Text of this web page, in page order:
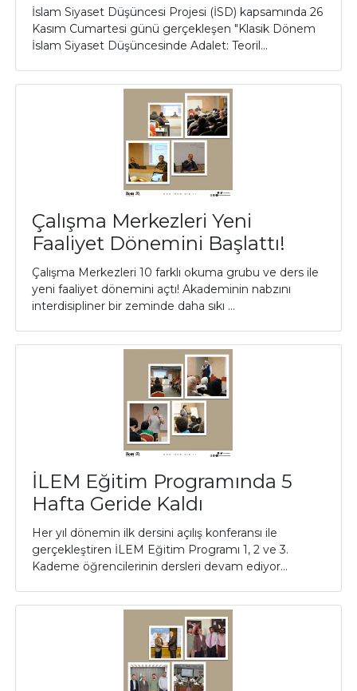
İslam Siyaset Düşüncesi Projesi (İSD) kapsamında 26
Kasım Cumartesi günü gerçekleşen "Klasik Dönem
İslam Siyaset Düşüncesinde Adalet: Teoril...
Çalışma Merkezleri Yeni
Faaliyet Dönemini Başlattı!
Çalışma Merkezleri 10 farklı okuma grubu ve ders ile
yeni faaliyet dönemini açtı! Akademinin nabzını
interdisipliner bir zeminde daha sıkı ...
İLEM Eğitim Programında 5
Hafta Geride Kaldı
Her yıl dönemin ilk dersini açılış konferansı ile
gerçekleştiren İLEM Eğitim Programı 1, 2 ve 3.
Kademe öğrencilerinin dersleri devam ediyor...